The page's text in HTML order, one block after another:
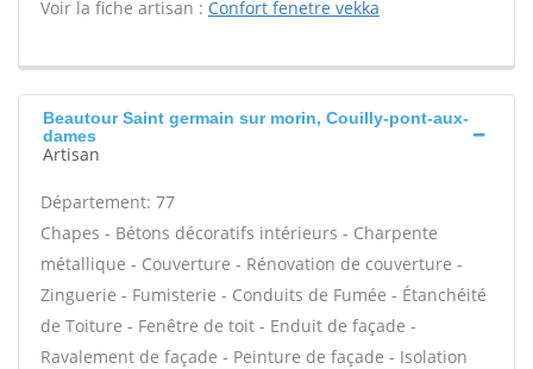
Voir la fiche artisan : Confort fenetre vekka
Beautour Saint germain sur morin, Couilly-pont-aux-
dames
Artisan
Département: 77
Chapes - Bétons décoratifs intérieurs - Charpente
métallique - Couverture - Rénovation de couverture -
Zinguerie - Fumisterie - Conduits de Fumée - Étanchéité
de Toiture - Fenêtre de toit - Enduit de façade -
Ravalement de façade - Peinture de façade - Isolation